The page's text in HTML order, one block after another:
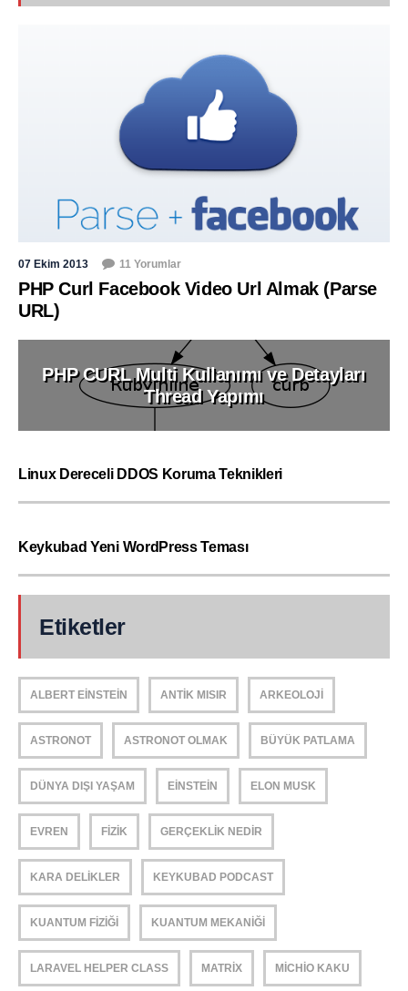
07 Ekim 2013 11 Yorumlar
PHP Curl Facebook Video Url Almak (Parse
URL)
PHP CURL Multi Kullanımı ve Detayları
Thread Yapımı
Linux Dereceli DDOS Koruma Teknikleri
Keykubad Yeni WordPress Teması
Etiketler
ALBERT EINSTEIN ANTIK MISIR ARKEOLOJI
ASTRONOT ASTRONOT OLMAK BÜYÜK PATLAMA
DÜNYA DIŞI YAŞAM EINSTEIN ELON MUSK
EVREN FIZIK GERÇEKLIK NEDIR
KARA DELIKLER KEYKUBAD PODCAST
KUANTUM FIZIĞI KUANTUM MEKANIĞI
LARAVEL HELPER CLASS MATRIX MICHIO KAKU